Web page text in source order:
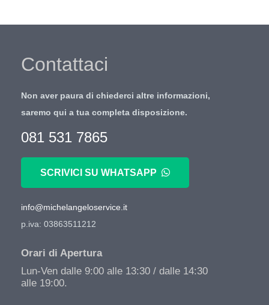
Contattaci
Non aver paura di chiederci altre informazioni,
saremo qui a tua completa disposizione.
081 531 7865
SCRIVICI SU WHATSAPP
info@michelangeloservice.it
p.iva: 03863511212
Orari di Apertura
Lun-Ven dalle 9:00 alle 13:30 / dalle 14:30
alle 19:00.